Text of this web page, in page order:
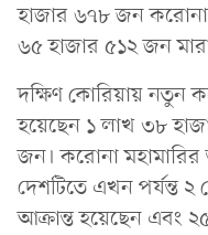
হাজার ৬৭৮ জন
৬৫ হাজার ৫১২ জন
দক্ষিণ কোরিয়ায় নতুন
হয়েছেন ১ লাখ ৩৮
জন। করোনা
দেশটিতে এখন পর্যন্ত
আক্রান্ত হয়েছেন এবং